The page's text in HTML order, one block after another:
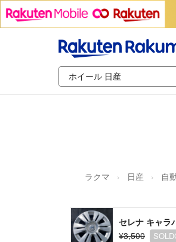
ラクマ 日産 自
セレナ キャ
¥3,500